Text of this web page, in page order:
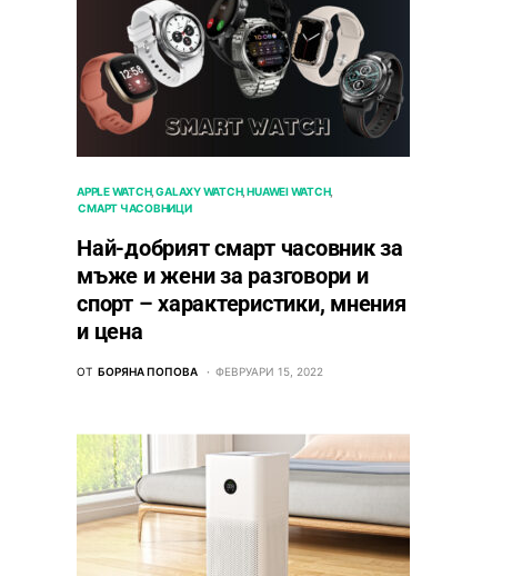
APPLE WATCH GALAXY WATCH HUAWEI WATCH
СМАРТ ЧАСОВНИЦИ
Най-добрият смарт часовник за
мъже и жени за разговори и
спорт – характеристики, мнения
и цена
ОТ БОРЯНА ПОПОВА ФЕВРУАРИ 15, 2022